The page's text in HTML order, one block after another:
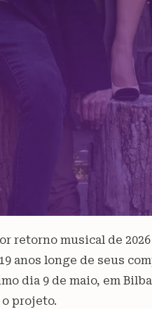
retorno musical de
anos longe de seus
dia 9 de maio, em
projeto.